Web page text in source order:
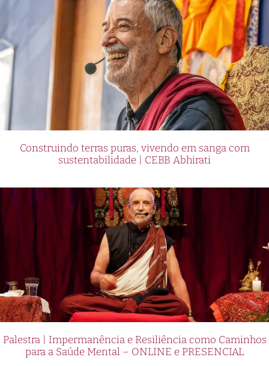
Construindo terras puras, vivendo em sanga com
sustentabilidade | CEBB Abhirati
Palestra | Impermanência e Resiliência como Caminhos
para a Saúde Mental – ONLINE e PRESENCIAL